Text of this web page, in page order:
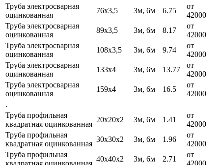
Труба электросварная
оцинкованная
76х3,5 3м, 6м 6.75
от
42000
Труба электросварная
оцинкованная
89х3,5 3м, 6м 8.17
от
42000
Труба электросварная
оцинкованная
108х3,5 3м, 6м 9.74
от
42000
Труба электросварная
оцинкованная
133х4 3м, 6м 13.77
от
42000
Труба электросварная
оцинкованная
159х4 3м, 6м 16.5
от
42000
.
Труба профильная
квадратная оцинкованная
20х20х2 3м, 6м 1.41
от
42000
Труба профильная
квадратная оцинкованная
30х30х2 3м, 6м 1.96
от
42000
Труба профильная
квадратная оцинкованная
40х40х2 3м, 6м 2.71
от
42000